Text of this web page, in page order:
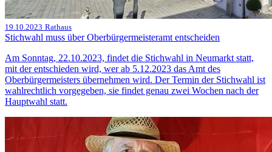
19.10.2023 Rathaus
Stichwahl muss über Oberbürgermeisteramt entscheiden
Am Sonntag, 22.10.2023, findet die Stichwahl in Neumarkt statt,
mit der entschieden wird, wer ab 5.12.2023 das Amt des
Oberbürgermeisters übernehmen wird. Der Termin der Stichwahl ist
wahlrechtlich vorgegeben, sie findet genau zwei Wochen nach der
Hauptwahl statt.